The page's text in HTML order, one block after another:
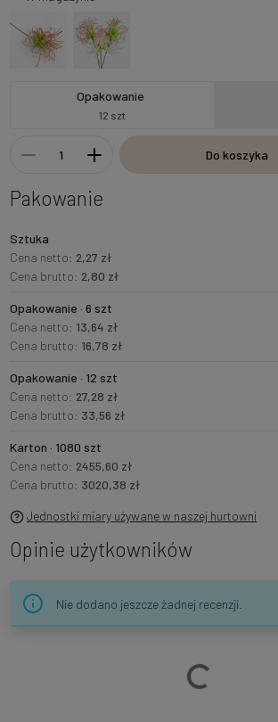
Opakowanie
12 szt
Do koszyka
Pakowanie
Sztuka
Cena netto: 2,27 zł
Cena brutto: 2,80 zł
Opakowanie · 6 szt
Cena netto: 13,64 zł
Cena brutto: 16,78 zł
Opakowanie · 12 szt
Cena netto: 27,28 zł
Cena brutto: 33,56 zł
Karton · 1080 szt
Cena netto: 2455,60 zł
Cena brutto: 3020,38 zł
Jednostki miary używane w naszej hurtowni
Opinie użytkowników
Nie dodano jeszcze żadnej recenzji.
Ładowanie…